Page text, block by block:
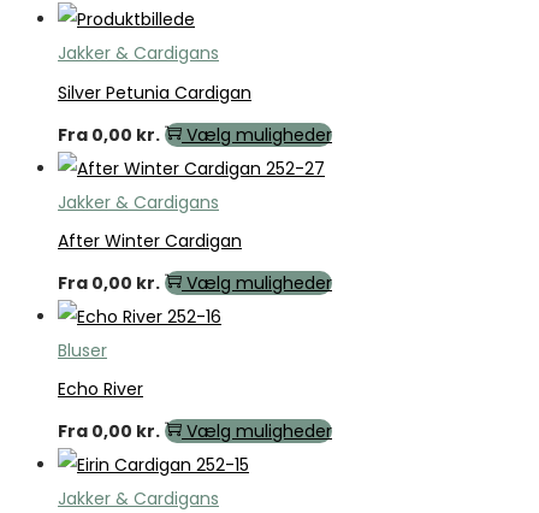
Jakker & Cardigans
Silver Petunia Cardigan
Fra 0,00 kr. Vælg muligheder
Jakker & Cardigans
After Winter Cardigan
Fra 0,00 kr. Vælg muligheder
Bluser
Echo River
Fra 0,00 kr. Vælg muligheder
Jakker & Cardigans